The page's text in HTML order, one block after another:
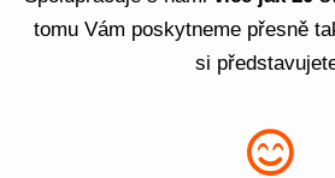
tomu Vám poskytneme přesně
si